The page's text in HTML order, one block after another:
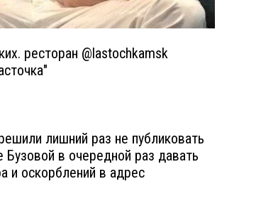
ресторан @lastochkamsk
лишний раз не публиковать
в очередной раз давать
и оскорблений в адрес